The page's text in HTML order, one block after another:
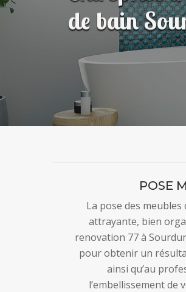
de bain
POSE
La pose des meubles
attrayante, bien
renovation 77 à
pour obtenir un
ainsi qu’au
l’embellissement de